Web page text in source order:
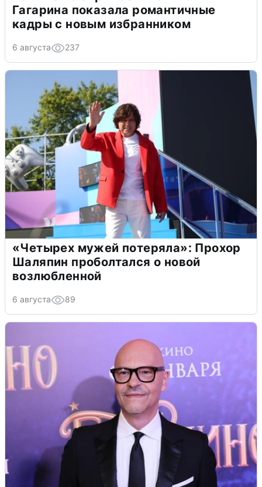
Гагарина показала романтичные
кадры с новым избранником
6 августа 237
«Четырех мужей потеряла»: Прохор
Шаляпин проболтался о новой
возлюбленной
6 августа 89